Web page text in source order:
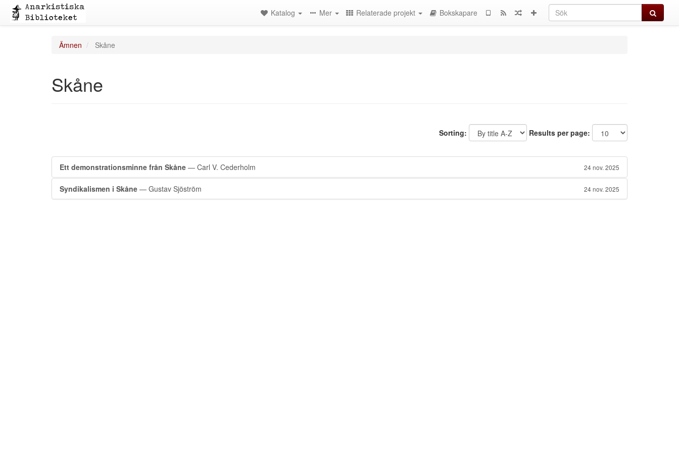
Sök
Katalog Mer Relaterade projekt Bokskapare
Ämnen Skåne
Skåne
Sorting: Results per page:
Ett demonstrationsminne från Skåne — Carl V. Cederholm 24 nov. 2025
Syndikalismen i Skåne — Gustav Sjöström 24 nov. 2025